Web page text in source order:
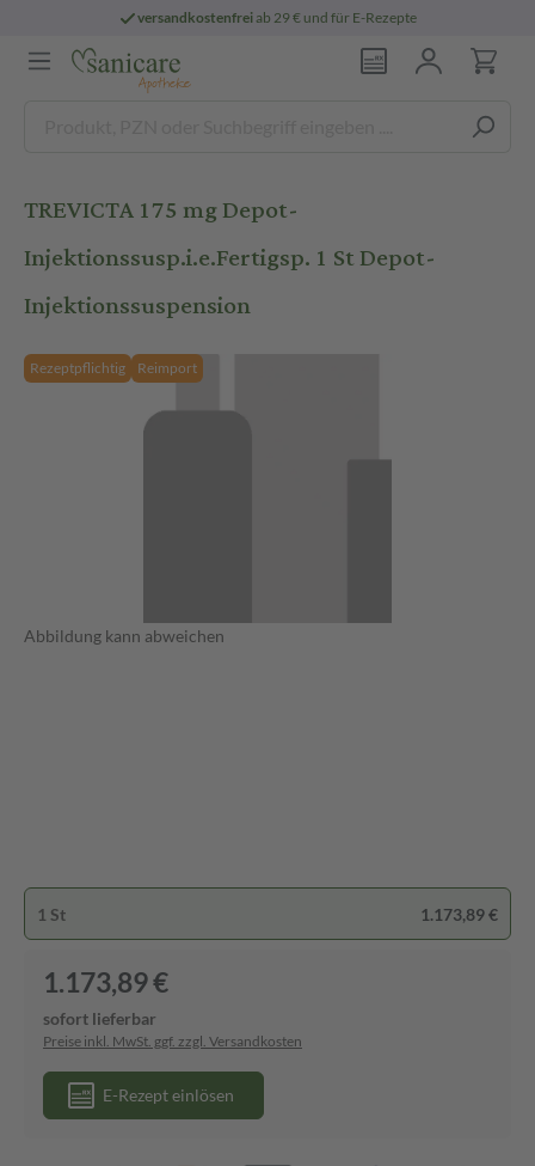
versandkostenfreiab 29 € und für E-Rezepte
TREVICTA 175 mg Depot-
Injektionssusp.i.e.Fertigsp. 1 St Depot-
Injektionssuspension
Rezeptpflichtig Reimport
Abbildung kann abweichen
1 St 1.173,89 €
1.173,89 €
sofort lieferbar
Preise inkl. MwSt. ggf. zzgl. Versandkosten
E-Rezept einlösen